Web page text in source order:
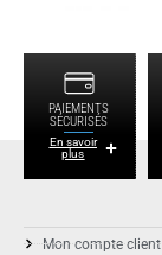
PAIEMENTS
SÉCURISÉS
En savoir
plus
Mon compte client